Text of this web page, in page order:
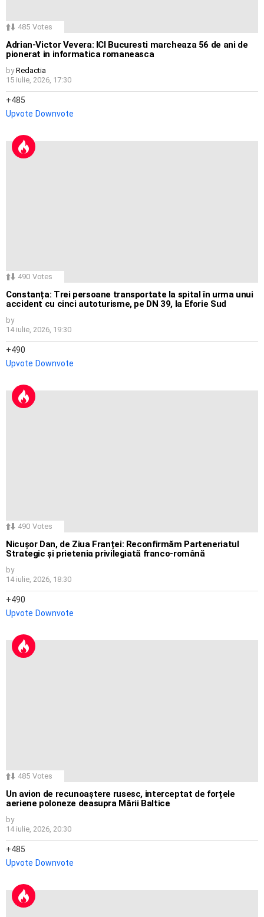
485 Votes
Adrian-Victor Vevera: ICI Bucuresti marcheaza 56 de ani de
pionerat in informatica romaneasca
by Redactia
15 iulie, 2026, 17:30
485
Upvote Downvote
490 Votes
Constanța: Trei persoane transportate la spital în urma unui
accident cu cinci autoturisme, pe DN 39, la Eforie Sud
by
14 iulie, 2026, 19:30
490
Upvote Downvote
490 Votes
Nicușor Dan, de Ziua Franței: Reconfirmăm Parteneriatul
Strategic și prietenia privilegiată franco-română
by
14 iulie, 2026, 18:30
490
Upvote Downvote
485 Votes
Un avion de recunoaștere rusesc, interceptat de forțele
aeriene poloneze deasupra Mării Baltice
by
14 iulie, 2026, 20:30
485
Upvote Downvote